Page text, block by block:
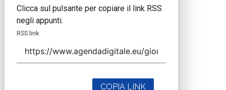
Clicca sul pulsante per copiare il link RSS
negli appunti.
RSS link
COPIA LINK